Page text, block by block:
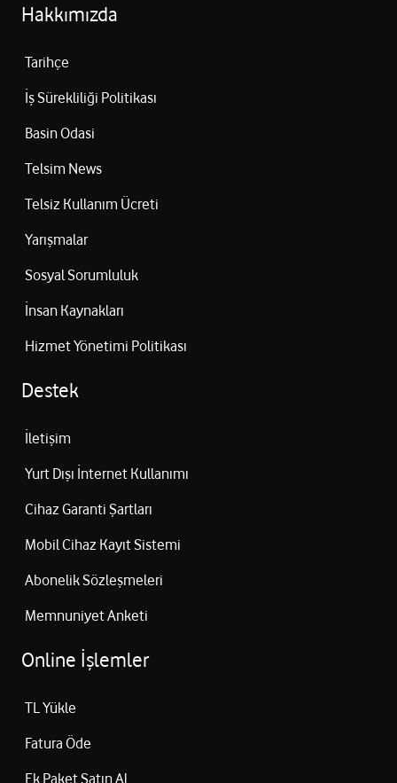
Hakkımızda
Tarihçe
İş Sürekliliği Politikası
Basin Odasi
Telsim News
Telsiz Kullanım Ücreti
Yarışmalar
Sosyal Sorumluluk
İnsan Kaynakları
Hizmet Yönetimi Politikası
Destek
İletişim
Yurt Dışı İnternet Kullanımı
Cihaz Garanti Şartları
Mobil Cihaz Kayıt Sistemi
Abonelik Sözleşmeleri
Memnuniyet Anketi
Online İşlemler
TL Yükle
Fatura Öde
Ek Paket Satın Al